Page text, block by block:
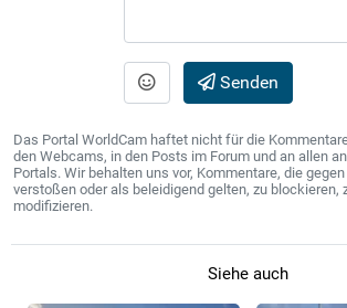
Senden
Das Portal WorldCam haftet nicht für die
den Webcams, in den Posts im Forum und an allen
Portals. Wir behalten uns vor, Kommentare, die
verstoßen oder als beleidigend gelten, zu blockieren,
modifizieren.
Siehe auch